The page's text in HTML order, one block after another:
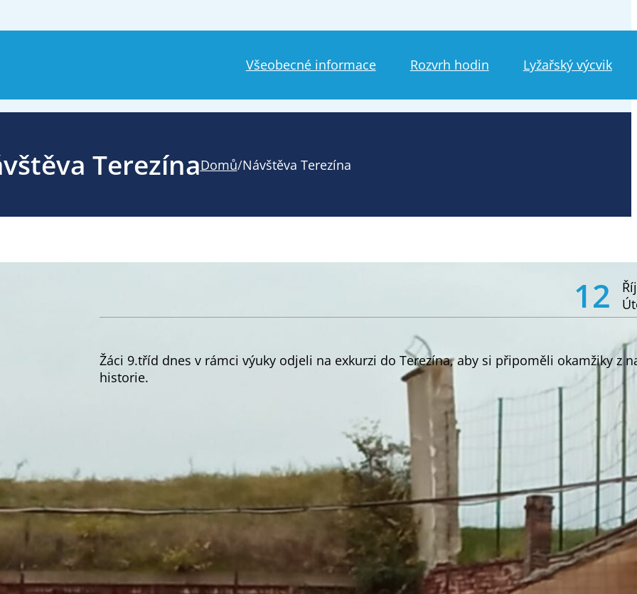
Všeobecné informace Rozvrh hodin Lyžařský výcvik
TerezínaDomů/Návštěva Terezína
12
Žáci 9.tříd dnes v rámci výuky odjeli na exkurzi do Terezína, aby si připoměli okamžiky z
historie.